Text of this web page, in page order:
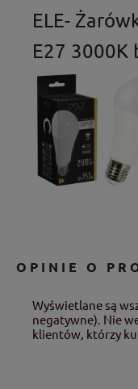
ELE-
E27 3000K
OPINIE O
Wyświetlane są
negatywne). Nie
klientów, którzy